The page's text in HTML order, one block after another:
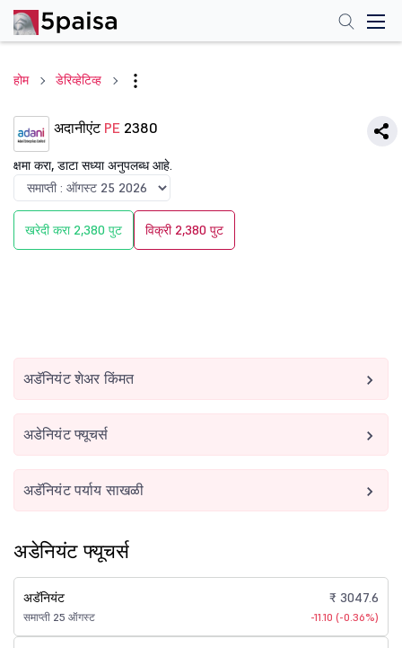
होम डेरिव्हेटिव्ह
अदानीएंट PE 2380
क्षमा करा, डाटा सध्या अनुपलब्ध आहे.
खरेदी करा 2,380 पुट विक्री 2,380 पुट
अडॅनियंट शेअर किंमत
अडेनियंट फ्यूचर्स
अडॅनियंट पर्याय साखळी
अडेनियंट फ्यूचर्स
अडॅनियंट
समाप्ती 25 ऑगस्ट
₹ 3047.6
-11.10 (-0.36%)